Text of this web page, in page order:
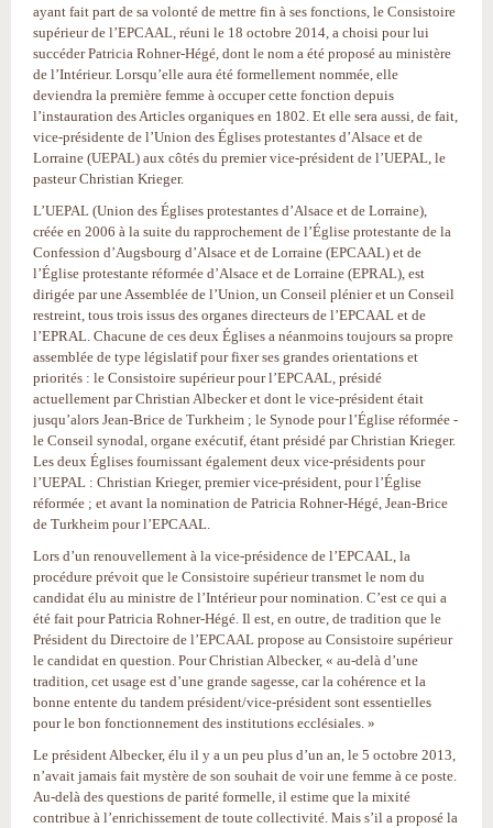
ayant fait part de sa volonté de mettre fin à ses fonctions, le Consistoire
supérieur de l’EPCAAL, réuni le 18 octobre 2014, a choisi pour lui
succéder Patricia Rohner-Hégé, dont le nom a été proposé au ministère
de l’Intérieur. Lorsqu’elle aura été formellement nommée, elle
deviendra la première femme à occuper cette fonction depuis
l’instauration des Articles organiques en 1802. Et elle sera aussi, de fait,
vice-présidente de l’Union des Églises protestantes d’Alsace et de
Lorraine (UEPAL) aux côtés du premier vice-président de l’UEPAL, le
pasteur Christian Krieger.
L’UEPAL (Union des Églises protestantes d’Alsace et de Lorraine),
créée en 2006 à la suite du rapprochement de l’Église protestante de la
Confession d’Augsbourg d’Alsace et de Lorraine (EPCAAL) et de
l’Église protestante réformée d’Alsace et de Lorraine (EPRAL), est
dirigée par une Assemblée de l’Union, un Conseil plénier et un Conseil
restreint, tous trois issus des organes directeurs de l’EPCAAL et de
l’EPRAL. Chacune de ces deux Églises a néanmoins toujours sa propre
assemblée de type législatif pour fixer ses grandes orientations et
priorités : le Consistoire supérieur pour l’EPCAAL, présidé
actuellement par Christian Albecker et dont le vice-président était
jusqu’alors Jean-Brice de Turkheim ; le Synode pour l’Église réformée -
le Conseil synodal, organe exécutif, étant présidé par Christian Krieger.
Les deux Églises fournissant également deux vice-présidents pour
l’UEPAL : Christian Krieger, premier vice-président, pour l’Église
réformée ; et avant la nomination de Patricia Rohner-Hégé, Jean-Brice
de Turkheim pour l’EPCAAL.
Lors d’un renouvellement à la vice-présidence de l’EPCAAL, la
procédure prévoit que le Consistoire supérieur transmet le nom du
candidat élu au ministre de l’Intérieur pour nomination. C’est ce qui a
été fait pour Patricia Rohner-Hégé. Il est, en outre, de tradition que le
Président du Directoire de l’EPCAAL propose au Consistoire supérieur
le candidat en question. Pour Christian Albecker, « au-delà d’une
tradition, cet usage est d’une grande sagesse, car la cohérence et la
bonne entente du tandem président/vice-président sont essentielles
pour le bon fonctionnement des institutions ecclésiales. »
Le président Albecker, élu il y a un peu plus d’un an, le 5 octobre 2013,
n’avait jamais fait mystère de son souhait de voir une femme à ce poste.
Au-delà des questions de parité formelle, il estime que la mixité
contribue à l’enrichissement de toute collectivité. Mais s’il a proposé la